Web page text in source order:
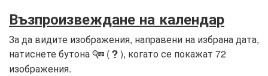
Възпроизвеждане на календар
За да видите изображения, направени на избрана дата,
натиснете бутона W ( Q ), когато се покажат 72
изображения.